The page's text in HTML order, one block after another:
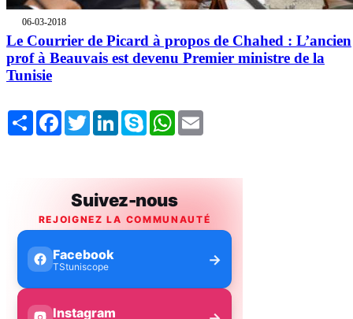
06-03-2018
Le Courrier de Picard à propos de Chahed : L’ancien
prof à Beauvais est devenu Premier ministre de la
Tunisie
Share FacebookTwitterLinkedInSkype WhatsApp